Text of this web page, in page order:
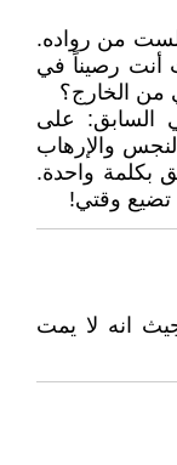
لست من رواده.
أنت رصيناً في
الخارج؟
السابق: على
والإرهاب
بكلمة واحدة.
تضيع وقتي!
انه لا يمت